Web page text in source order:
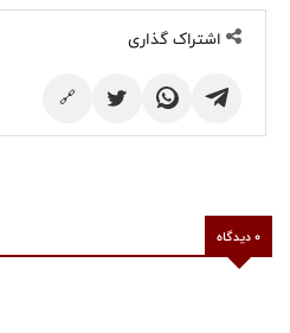
اشتراک گذاری
🔗
0 دیدگاه